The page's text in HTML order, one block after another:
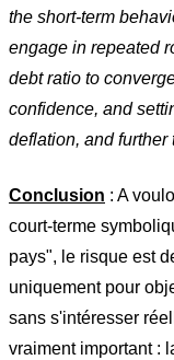
the short-term
engage in repeated
debt ratio to
confidence, and
deflation, and further
Conclusion : A
court-terme
pays", le risque est
uniquement pour
sans s'intéresser
vraiment important :